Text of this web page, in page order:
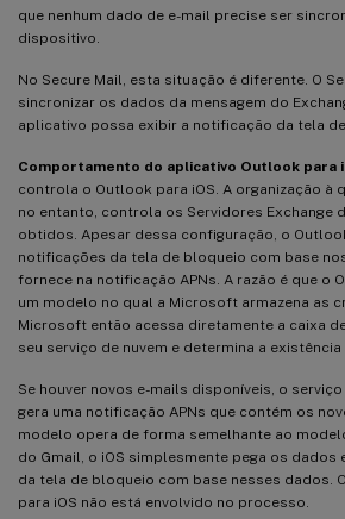
que nenhum dado de e-mail precise ser
dispositivo.
No Secure Mail, esta situação é diferente. O
sincronizar os dados da mensagem do
aplicativo possa exibir a notificação da tela
Comportamento do aplicativo Outlook para
controla o Outlook para iOS. A organização à
no entanto, controla os Servidores Exchange
obtidos. Apesar dessa configuração, o
notificações da tela de bloqueio com base
fornece na notificação APNs. A razão é que o
um modelo no qual a Microsoft armazena as
Microsoft então acessa diretamente a caixa
seu serviço de nuvem e determina a
Se houver novos e-mails disponíveis, o
gera uma notificação APNs que contém os
modelo opera de forma semelhante ao
do Gmail, o iOS simplesmente pega os dados
da tela de bloqueio com base nesses dados.
para iOS não está envolvido no processo.